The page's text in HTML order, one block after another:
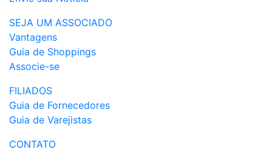
SEJA UM ASSOCIADO
Vantagens
Guia de Shoppings
Associe-se
FILIADOS
Guia de Fornecedores
Guia de Varejistas
CONTATO